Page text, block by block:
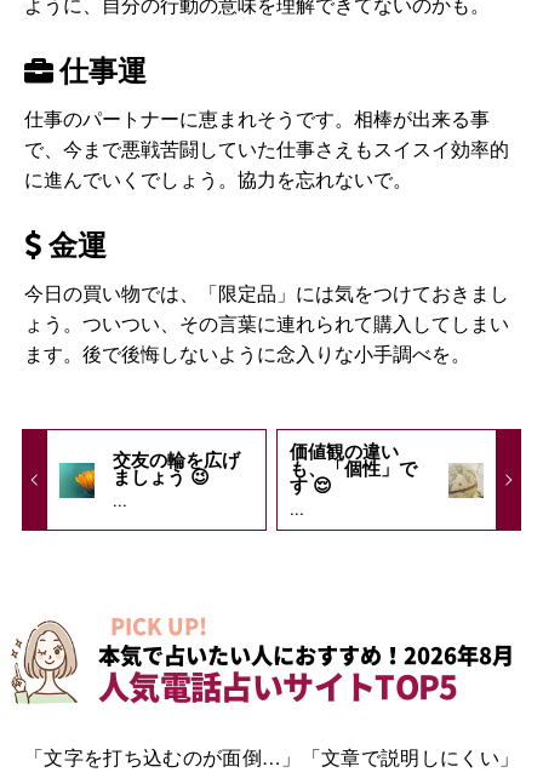
仕事運
仕事のパートナーに恵まれそうです。相棒が出来る事
で、今まで悪戦苦闘していた仕事さえもスイスイ効率的
に進んでいくでしょう。協力を忘れないで。
金運
今日の買い物では、「限定品」には気をつけておきまし
ょう。ついつい、その言葉に連れられて購入してしまい
ます。後で後悔しないように念入りな小手調べを。
交友の輪を広げ
ましょう 😉
...
価値観の違い
も、「個性」で
す 😌
...
PICK UP!
本気で占いたい人におすすめ！2026年8月
人気電話占いサイトTOP5
「文字を打ち込むのが面倒…」「文章で説明しにくい」